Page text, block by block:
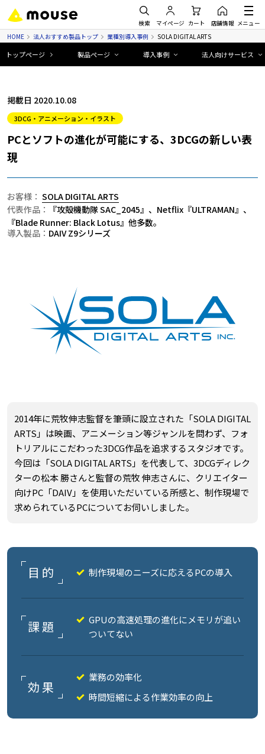
検索 マイページ カート 店舗情報 メニュー
HOME 法人おすすめ製品トップ 業種別導入事例 SOLA DIGITAL ARTS
トップページ 製品ページ 導入事例 法人向けサービス
掲載日 2020.10.08
3DCG・アニメーション・イラスト
PCとソフトの進化が可能にする、3DCGの新しい表
現
お客様： SOLA DIGITAL ARTS
代表作品：
『攻殻機動隊 SAC_2045』、Netflix『ULTRAMAN』、
『Blade Runner: Black Lotus』他多数。
導入製品： DAIV Z9シリーズ
2014年に荒牧伸志監督を筆頭に設立された「SOLA DIGITAL
ARTS」は映画、アニメーション等ジャンルを問わず、フォ
トリアルにこだわった3DCG作品を追求するスタジオです。
今回は「SOLA DIGITAL ARTS」を代表して、3DCGディレク
ターの松本 勝さんと監督の荒牧 伸志さんに、クリエイター
向けPC「DAIV」を使用いただいている所感と、制作現場で
求められているPCについてお伺いしました。
目的 制作現場のニーズに応えるPCの導入
課題
GPUの高速処理の進化にメモリが追い
ついてない
効果
業務の効率化
時間短縮による作業効率の向上